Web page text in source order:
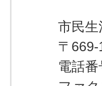
市民生
〒
電話